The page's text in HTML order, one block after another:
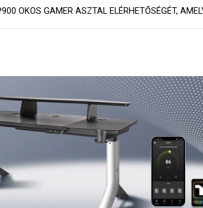
OKOS GAMER ASZTAL ELÉRHETŐSÉGÉT,